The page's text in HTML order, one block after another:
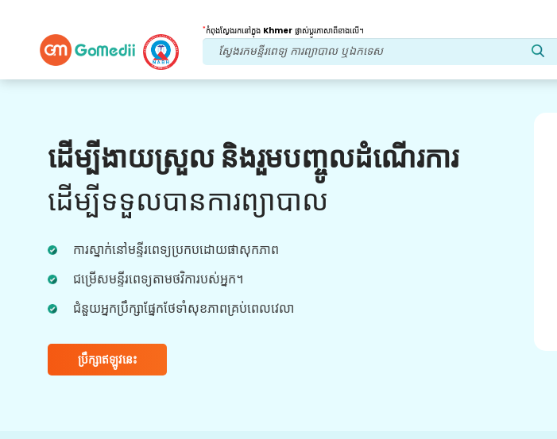
*កំពុងស្វែងរកនៅក្នុង Khmer ផ្លាស់ប្តូរភាសាពីខាងលើ។
ដើម្បីងាយស្រួល និងរួមបញ្ចូលដំណើរការ
ដើម្បីទទួលបានការព្យាបាល
ការស្នាក់នៅមន្ទីរពេទ្យប្រកបដោយផាសុកភាព
ជម្រើសមន្ទីរពេទ្យតាមថវិការបស់អ្នក។
ជំនួយអ្នកប្រឹក្សាផ្នែកថែទាំសុខភាពគ្រប់ពេលវេលា
ប្រឹក្សាឥឡូវនេះ
អត្ថប្រយោជន៍របស់យើង។
កម្មវិធីពហុភាសាគាំទ្រ
ទាញយកកម្មវិធី GoMedii ពហុភាសារបស់យើង ដែល
ជួយអ្នកតាមដាន និងតាមដានដំណើរនៃការព្យាបាលរបស់